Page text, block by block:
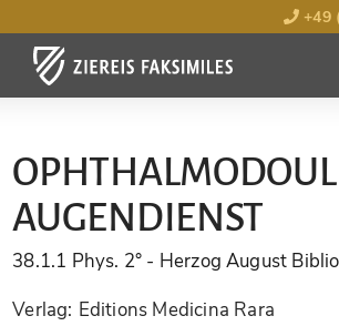
+49
AUGENDIENST
38.1.1 Phys. 2° - Herzog August
Verlag: Editions Medicina Rara